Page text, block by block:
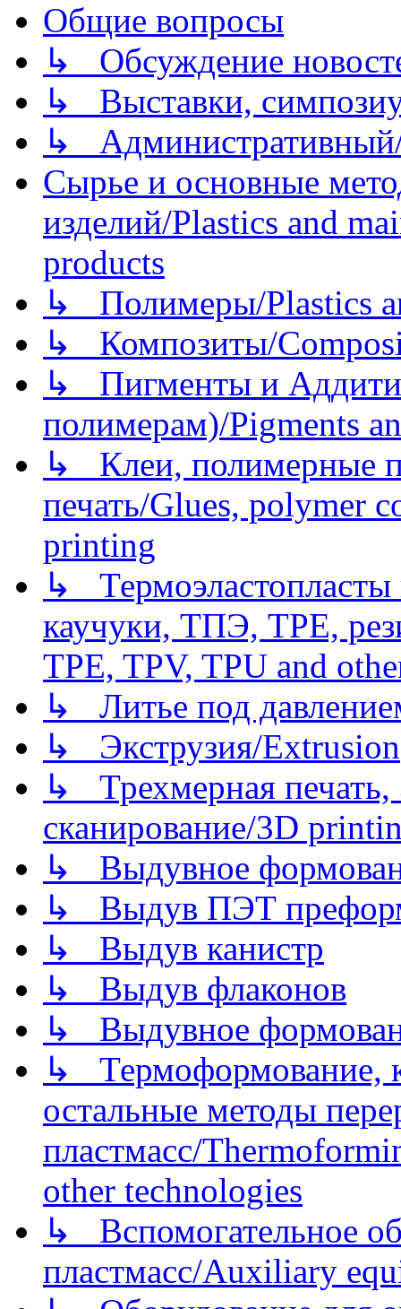
Общие вопросы
↳ Обсуждение
↳ Выставки,
↳
Сырье и основные
изделий/Plastics and
products
↳ Полимеры/Plastics
↳ Композиты/
↳ Пигменты и
полимерам)/Pigments
↳ Клеи, полимерные
печать/Glues, polymer
printing
↳
каучуки, ТПЭ, TPE,
TPE, TPV, TPU and
↳ Литье под
↳ Экструзия/Extrusion
↳ Трехмерная
сканирование/3D
↳ Выдувное
↳ Выдув ПЭТ
↳ Выдув канистр
↳ Выдув флаконов
↳ Выдувное
↳ Термоформование,
остальные методы
пластмасс/
other technologies
↳ Вспомогательное
пластмасс/Auxiliary